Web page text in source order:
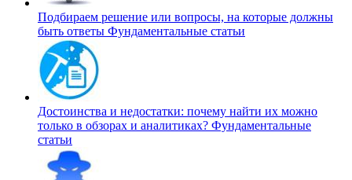
Подбираем решение или вопросы, на которые должны
быть ответы Фундаментальные статьи
Достоинства и недостатки: почему найти их можно
только в обзорах и аналитиках? Фундаментальные
статьи